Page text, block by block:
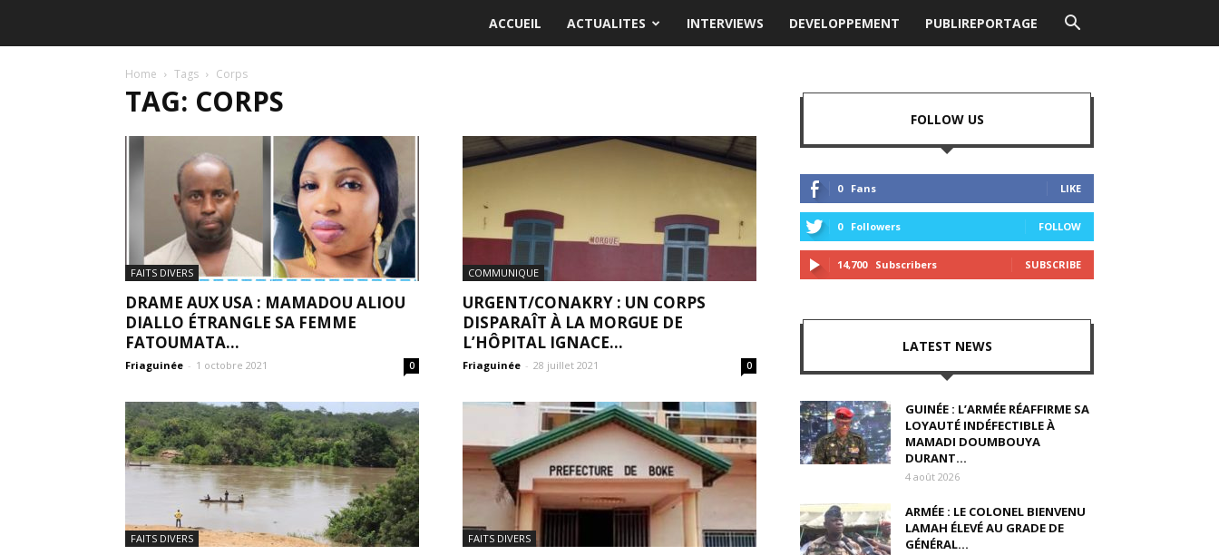
ACCUEIL ACTUALITES INTERVIEWS DEVELOPPEMENT PUBLIREPORTAGE
Home Tags Corps
TAG: CORPS
FAITS DIVERS
DRAME AUX USA : MAMADOU ALIOU
DIALLO ÉTRANGLE SA FEMME
FATOUMATA...
Friaguinée - 1 octobre 2021 0
COMMUNIQUE
URGENT/CONAKRY : UN CORPS
DISPARAÎT À LA MORGUE DE
L’HÔPITAL IGNACE...
Friaguinée - 28 juillet 2021 0
FAITS DIVERS FAITS DIVERS
FOLLOW US
0 Fans LIKE
0 Followers FOLLOW
14,700 Subscribers SUBSCRIBE
LATEST NEWS
GUINÉE : L’ARMÉE RÉAFFIRME SA
LOYAUTÉ INDÉFECTIBLE À
MAMADI DOUMBOUYA
DURANT...
4 août 2026
ARMÉE : LE COLONEL BIENVENU
LAMAH ÉLEVÉ AU GRADE DE
GÉNÉRAL...